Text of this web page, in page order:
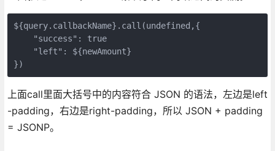
${query.callbackName}.call(undefined,{
    "success": true
    "left": ${newAmount}
})
上面call里面大括号中的内容符合 JSON 的语法，左边是left
-padding，右边是right-padding，所以 JSON + padding
= JSONP。